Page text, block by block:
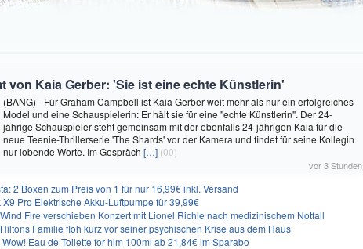
von Kaia Gerber: 'Sie ist eine echte Künstlerin'
(BANG) - Für Graham Campbell ist Kaia Gerber weit mehr als nur ein erfolgreiches
Model und eine Schauspielerin: Er hält sie für eine "echte Künstlerin". Der 24-
jährige Schauspieler steht gemeinsam mit der ebenfalls 24-jährigen Kaia für die
neue Teenie-Thrillerserie 'The Shards' vor der Kamera und findet für seine Kollegin
nur lobende Worte. Im Gespräch […] (00)
vor 3 Stunden
2 Boxen zum Preis von 1 für nur 16,99€ inkl. Versand
X9 Pro Elektrische Akku-Luftpumpe für 39,99€
Fire verschieben Konzert mit Lionel Richie nach medizinischem Notfall
Familie floh kurz vor seiner psychischen Krise aus dem Haus
Wow! Eau de Toilette for him 100ml ab 21,84€ im Sparabo